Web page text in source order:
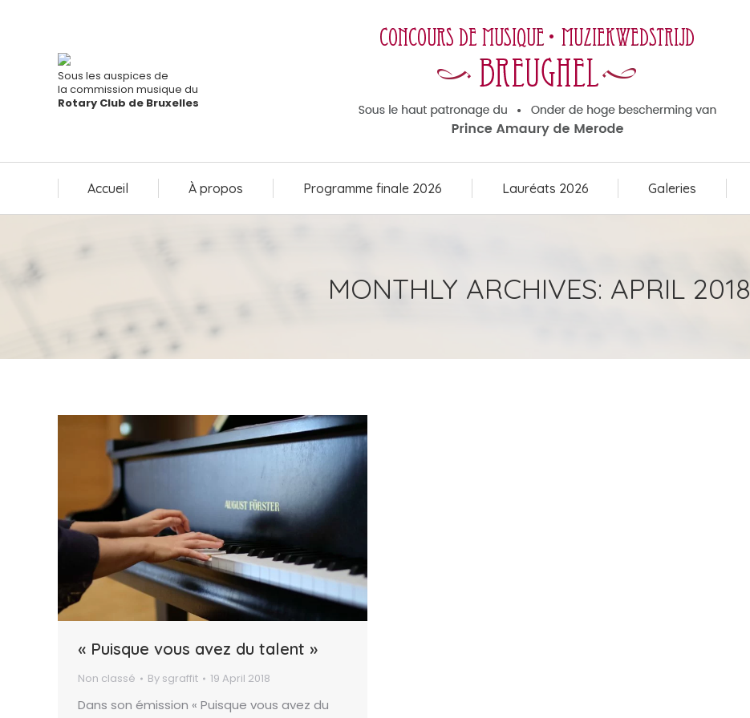
Sous les auspices de
la commission musique du
Rotary Club de Bruxelles
Accueil À propos Programme finale 2026 Lauréats 2026 Galeries
MONTHLY ARCHIVES: APRIL 2018
« Puisque vous avez du talent »
Non classé By sgraffit 19 April 2018
Dans son émission « Puisque vous avez du
Programme finale 2026 Lauréats 2026 Galeries